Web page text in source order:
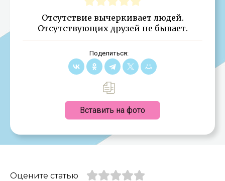
Отсутствие вычеркивает людей.
Отсутствующих друзей не бывает.
Поделиться:
Вставить на фото
Оцените статью